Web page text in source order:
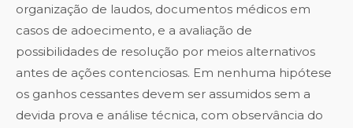
organização de laudos, documentos médicos em
casos de adoecimento, e a avaliação de
possibilidades de resolução por meios alternativos
antes de ações contenciosas. Em nenhuma hipótese
os ganhos cessantes devem ser assumidos sem a
devida prova e análise técnica, com observância do